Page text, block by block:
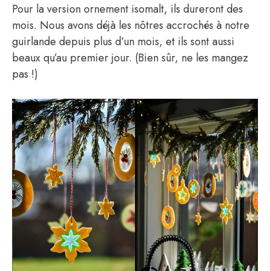
Pour la version ornement isomalt, ils dureront des
mois. Nous avons déjà les nôtres accrochés à notre
guirlande depuis plus d’un mois, et ils sont aussi
beaux qu’au premier jour. (Bien sûr, ne les mangez
pas !)